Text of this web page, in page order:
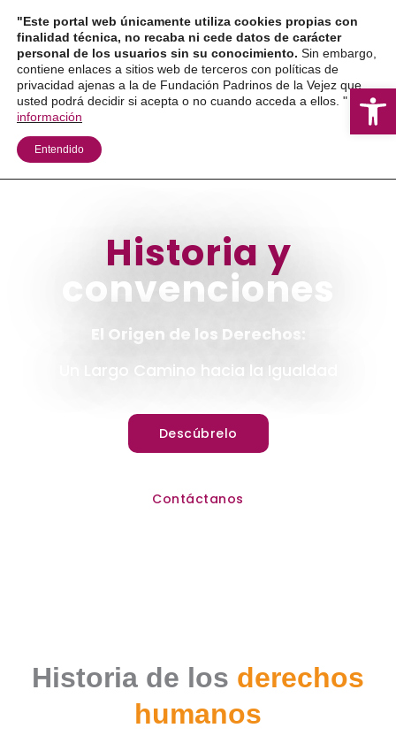
contenido
Historia y
convenciones
El Origen de los Derechos:
Un Largo Camino hacia la Igualdad
Descúbrelo
Contáctanos
Historia de los derechos
humanos
"Este portal web únicamente utiliza cookies propias con
finalidad técnica, no recaba ni cede datos de carácter
personal de los usuarios sin su conocimiento. Sin embargo,
contiene enlaces a sitios web de terceros con políticas de
privacidad ajenas a la de Fundación Padrinos de la Vejez que
usted podrá decidir si acepta o no cuando acceda a ellos. "
Más
información
Entendido